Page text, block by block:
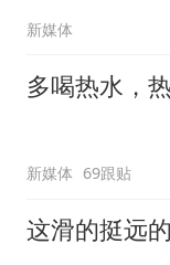
新媒体
多喝热水，
新媒体 69跟贴
这滑的挺远